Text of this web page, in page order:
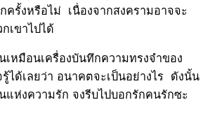
ครั้งหรือไม่ เนื่องจากสงครามอาจจะ
เขาไปได้
เหมือนเครื่องบันทึกความทรงจำของ
ได้เลยว่า อนาคตจะเป็นอย่างไร ดังนั้น
แห่งความรัก จงรีบไปบอกรักคนรักซะ